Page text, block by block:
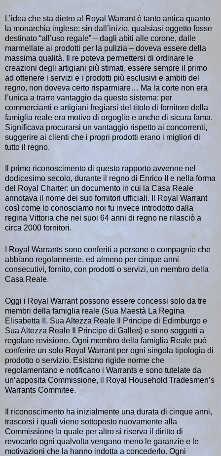
L’idea che sta dietro al Royal Warrant è tanto antica quanto
la monarchia inglese: sin dall’inizio, qualsiasi oggetto fosse
destinato “all’uso regale” – dagli abiti alle corone, dalle
marmellate ai prodotti per la pulizia – doveva essere della
massima qualità. Il re poteva permettersi di ordinare le
creazioni degli artigiani più stimati, essere sempre il primo
ad ottenere i servizi e i prodotti più esclusivi e ambiti del
regno, non doveva certo risparmiare… Ma la corte non era
l’unica a trarre vantaggio da questo sistema: per
commercianti e artigiani fregiarsi del titolo di fornitore della
famiglia reale era motivo di orgoglio e anche di sicura fama.
Significava procurarsi un vantaggio rispetto ai concorrenti,
suggerire ai clienti che i propri prodotti erano i migliori di
tutto il regno.
Il primo riconoscimento di questo rapporto avvenne nel
dodicesimo secolo, durante il regno di Enrico II e nella forma
del Royal Charter: un documento in cui la Casa Reale
annotava il nome dei suo fornitori ufficiali. Il Royal Warrant
così come lo conosciamo noi fu invece introdotto dalla
regina Vittoria che nei suoi 64 anni di regno ne rilasciò a
circa 2000 fornitori.
I Royal Warrants sono conferiti a persone o compagnie che
abbiano regolarmente, ed almeno per cinque anni
consecutivi, fornito, con prodotti o servizi, un membro della
Casa Reale.
Oggi i Royal Warrant possono essere concessi solo da tre
membri della famiglia reale (Sua Maestà La Regina
Elisabetta II, Sua Altezza Reale Il Principe di Edimburgo e
Sua Altezza Reale Il Principe di Galles) e sono soggetti a
regolare revisione. Ogni membro della famiglia Reale può
conferire un solo Royal Warrant per ogni singola tipologia di
prodotto o servizio. Esistono rigide norme che
regolamentano e notificano i Warrants e sono tutelate da
un’apposita Commissione, il Royal Household Tradesmen’s
Warrants Commitee.
Il riconoscimento ha inizialmente una durata di cinque anni,
trascorsi i quali viene sottoposto nuovamente alla
Commissione la quale per altro si riserva il diritto di
revocarlo ogni qualvolta vengano meno le garanzie e le
motivazioni che la hanno indotta a concederlo. Ogni